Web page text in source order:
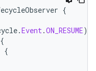
{
.Event .ON_RESUME)
{
{